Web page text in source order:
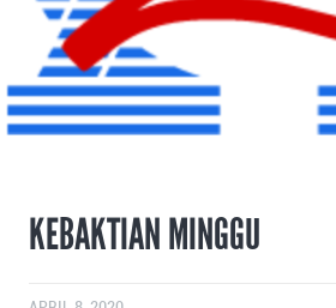
KEBAKTIAN MINGGU